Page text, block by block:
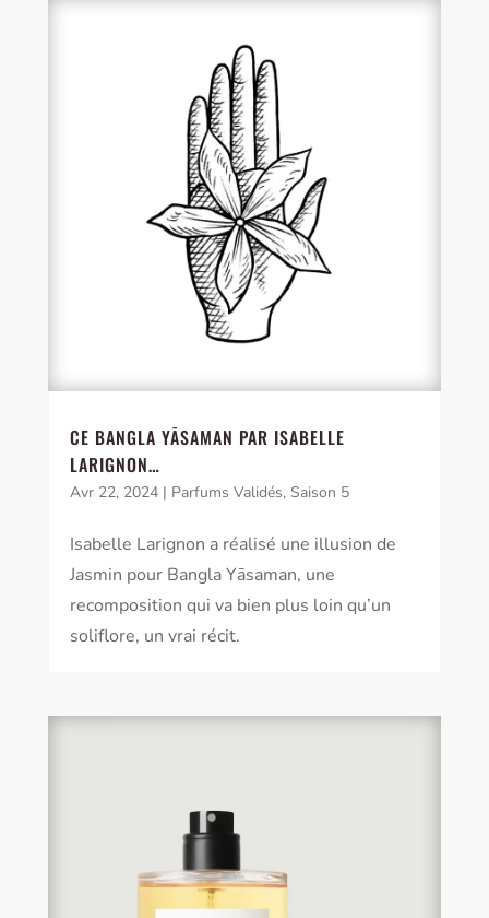
CE BANGLA YĀSAMAN PAR ISABELLE
LARIGNON…
Avr 22, 2024| Parfums Validés, Saison 5
Isabelle Larignon a réalisé une illusion de
Jasmin pour Bangla Yāsaman, une
recomposition qui va bien plus loin qu’un
soliflore, un vrai récit.